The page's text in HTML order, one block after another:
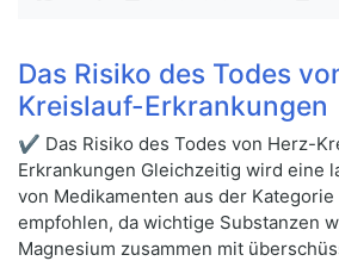
Das Risiko des Todes
Kreislauf-Erkrankungen
✔ Das Risiko des Todes von Herz-
Erkrankungen Gleichzeitig wird eine
von Medikamenten aus der
empfohlen, da wichtige Substanzen
Magnesium zusammen mit